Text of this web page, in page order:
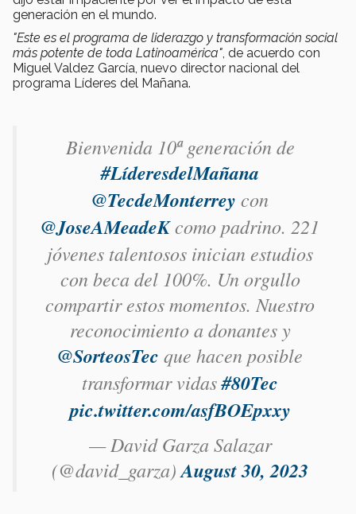
generación en el mundo.
"Este es el programa de liderazgo y transformación social
más potente de toda Latinoamérica", de acuerdo con
Miguel Valdez García, nuevo director nacional del
programa Líderes del Mañana.
Bienvenida 10ª generación de
#LíderesdelMañana
@TecdeMonterrey con
@JoseAMeadeKcomo padrino. 221
jóvenes talentosos inician estudios
con beca del 100%. Un orgullo
compartir estos momentos. Nuestro
reconocimiento a donantes y
@SorteosTec que hacen posible
transformar vidas#80Tec
pic.twitter.com/asfBOEpxxy
— David Garza Salazar
(@david_garza)August 30, 2023